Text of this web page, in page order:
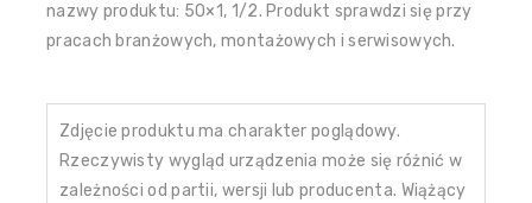
nazwy produktu: 50×1, 1/2. Produkt sprawdzi się przy
pracach branżowych, montażowych i serwisowych.
Zdjęcie produktu ma charakter poglądowy.
Rzeczywisty wygląd urządzenia może się różnić w
zależności od partii, wersji lub producenta. Wiążący